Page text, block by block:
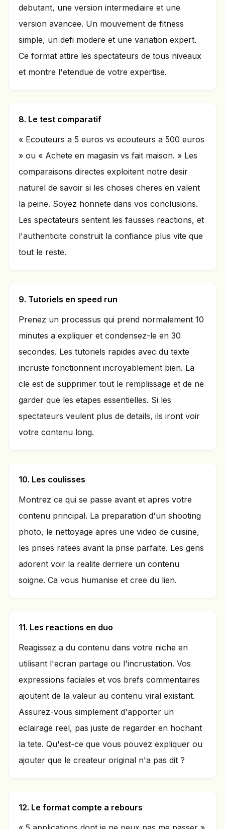
debutant, une version intermediaire et une
version avancee. Un mouvement de fitness
simple, un defi modere et une variation expert.
Ce format attire les spectateurs de tous niveaux
et montre l'etendue de votre expertise.
8. Le test comparatif
« Ecouteurs a 5 euros vs ecouteurs a 500 euros
» ou « Achete en magasin vs fait maison. » Les
comparaisons directes exploitent notre desir
naturel de savoir si les choses cheres en valent
la peine. Soyez honnete dans vos conclusions.
Les spectateurs sentent les fausses reactions, et
l'authenticite construit la confiance plus vite que
tout le reste.
9. Tutoriels en speed run
Prenez un processus qui prend normalement 10
minutes a expliquer et condensez-le en 30
secondes. Les tutoriels rapides avec du texte
incruste fonctionnent incroyablement bien. La
cle est de supprimer tout le remplissage et de ne
garder que les etapes essentielles. Si les
spectateurs veulent plus de details, ils iront voir
votre contenu long.
10. Les coulisses
Montrez ce qui se passe avant et apres votre
contenu principal. La preparation d'un shooting
photo, le nettoyage apres une video de cuisine,
les prises ratees avant la prise parfaite. Les gens
adorent voir la realite derriere un contenu
soigne. Ca vous humanise et cree du lien.
11. Les reactions en duo
Reagissez a du contenu dans votre niche en
utilisant l'ecran partage ou l'incrustation. Vos
expressions faciales et vos brefs commentaires
ajoutent de la valeur au contenu viral existant.
Assurez-vous simplement d'apporter un
eclairage reel, pas juste de regarder en hochant
la tete. Qu'est-ce que vous pouvez expliquer ou
ajouter que le createur original n'a pas dit ?
12. Le format compte a rebours